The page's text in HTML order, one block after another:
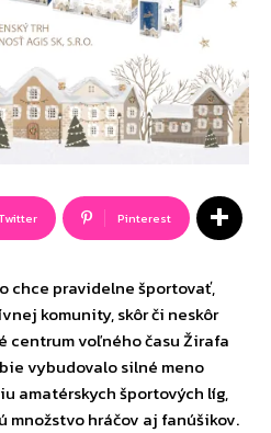
Pinterest
chce pravidelne športovať,
komunity, skôr či neskôr
centrum voľného času Žirafa
vybudovalo silné meno
amatérskych športových líg,
množstvo hráčov aj fanúšikov.